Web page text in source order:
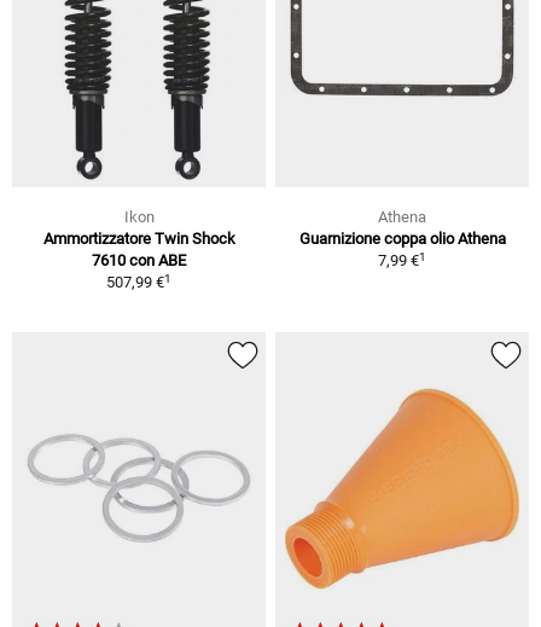
Ikon
Ammortizzatore Twin Shock
7610 con ABE
507,99 €1
Athena
Guarnizione coppa olio Athena
7,99 €1